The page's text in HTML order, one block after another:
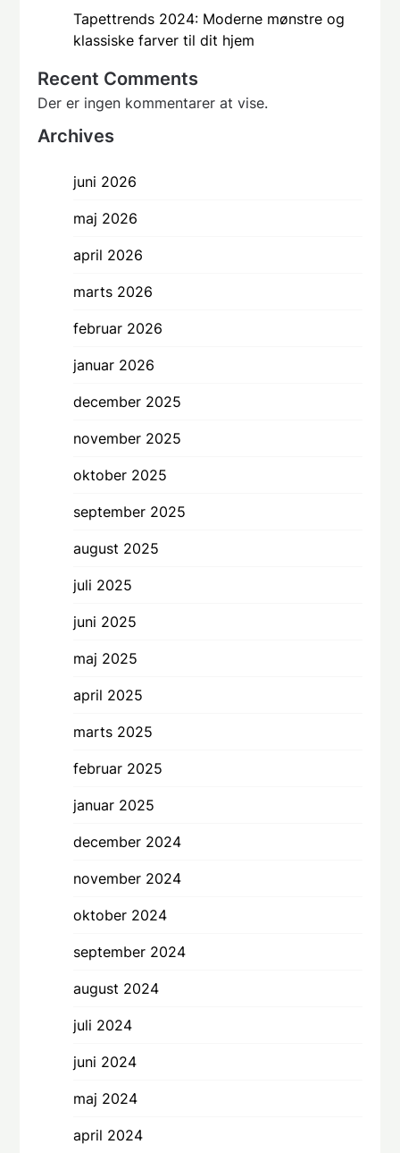
Tapettrends 2024: Moderne mønstre og
klassiske farver til dit hjem
Recent Comments
Der er ingen kommentarer at vise.
Archives
juni 2026
maj 2026
april 2026
marts 2026
februar 2026
januar 2026
december 2025
november 2025
oktober 2025
september 2025
august 2025
juli 2025
juni 2025
maj 2025
april 2025
marts 2025
februar 2025
januar 2025
december 2024
november 2024
oktober 2024
september 2024
august 2024
juli 2024
juni 2024
maj 2024
april 2024